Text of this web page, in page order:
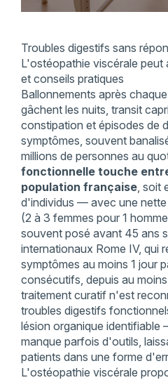
Troubles digestifs sans
L'ostéopathie viscérale peut
et conseils pratiques
Ballonnements après
gâchent les nuits, transit
constipation et épisodes de
symptômes, souvent
millions de personnes au
fonctionnelle touche
population française, soit
d'individus — avec une
(2 à 3 femmes pour 1
souvent posé avant 45 ans
internationaux Rome IV, qui
symptômes au moins 1 jour
consécutifs, depuis au
traitement curatif n'est
troubles digestifs
lésion organique identifiable
manque parfois d'outils,
patients dans une forme
L'ostéopathie viscérale